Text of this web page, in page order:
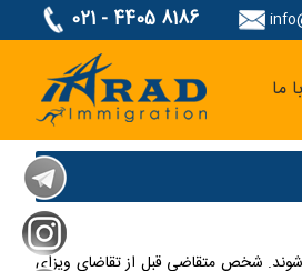
021 - 4405 8186
ما
شوند. شخص متقاضی قبل از تقاضای ویزای